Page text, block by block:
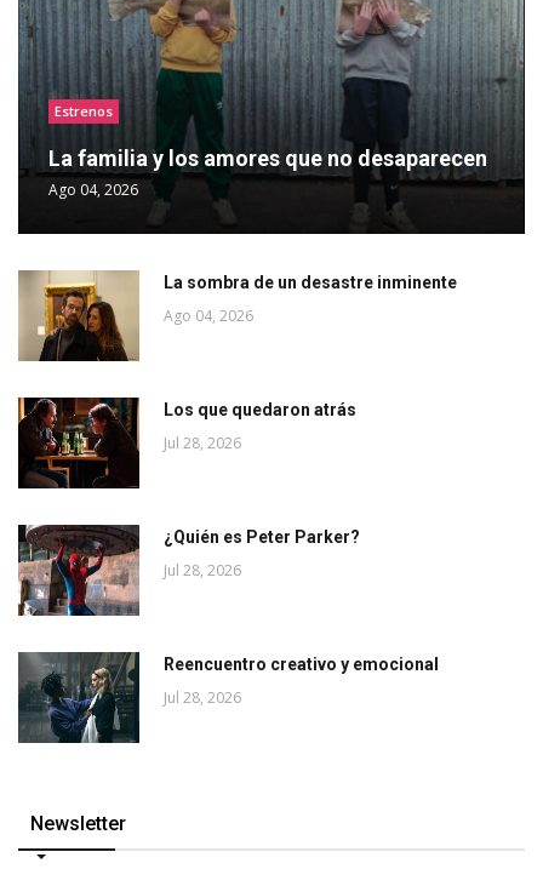
Estrenos
La familia y los amores que no desaparecen
Ago 04, 2026
La sombra de un desastre inminente
Ago 04, 2026
Los que quedaron atrás
Jul 28, 2026
¿Quién es Peter Parker?
Jul 28, 2026
Reencuentro creativo y emocional
Jul 28, 2026
Newsletter